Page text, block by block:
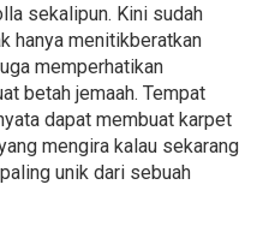
sekalipun. Kini sudah
hanya menitikberatkan
memperhatikan
betah jemaah. Tempat
dapat membuat karpet
mengira kalau sekarang
unik dari sebuah